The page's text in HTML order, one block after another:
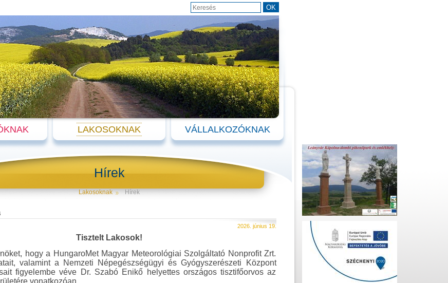
LAKOSOKNAK VÁLLALKOZÓKNAK
Hírek
Lakosoknak Hírek
2026. június 19.
Tisztelt Lakosok!
hogy a HungaroMet Magyar Meteorológiai Szolgáltató Nonprofit Zrt.
valamint a Nemzeti Népegészségügyi és Gyógyszerészeti Központ
figyelembe véve Dr. Szabó Enikő helyettes országos tisztifőorvos az
vonatkozóan